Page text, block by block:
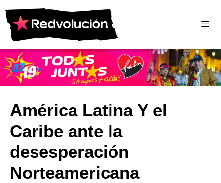
América Latina Y el
Caribe ante la
desesperación
Norteamericana